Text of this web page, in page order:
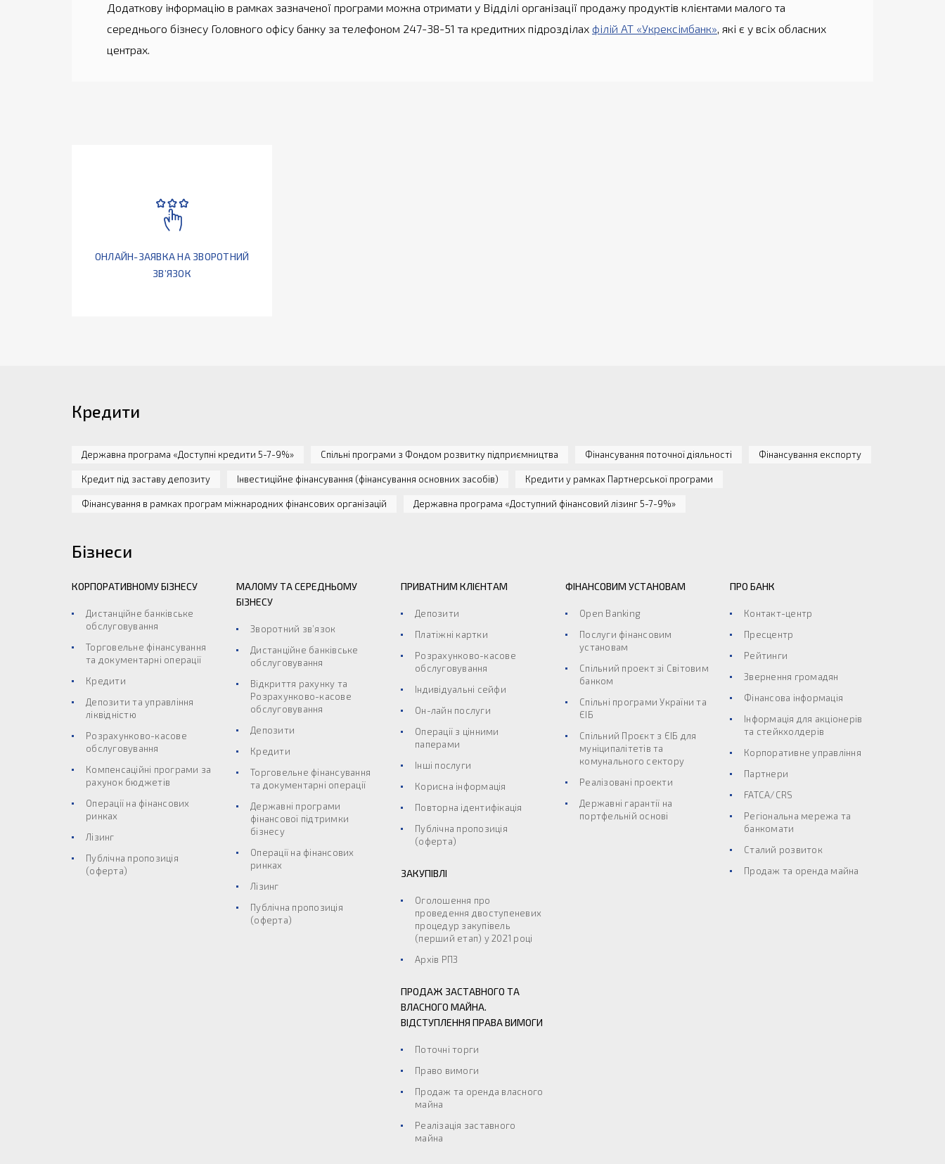
Додаткову інформацію в рамках зазначеної програми можна отримати у Відділі організації продажу продуктів клієнтами малого та
середнього бізнесу Головного офісу банку за телефоном 247-38-51 та кредитних підрозділах філій АТ «Укрексімбанк», які є у всіх обласних
центрах.
ОНЛАЙН-ЗАЯВКА НА ЗВОРОТНИЙ
ЗВ’ЯЗОК
Кредити
Державна програма «Доступні кредити 5-7-9%» Спільні програми з Фондом розвитку підприємництва Фінансування поточної діяльності Фінансування експорту
Кредит під заставу депозиту Інвестиційне фінансування (фінансування основних засобів) Кредити у рамках Партнерської програми
Фінансування в рамках програм міжнародних фінансових організацій Державна програма «Доступний фінансовий лізинг 5-7-9%»
Бізнеси
КОРПОРАТИВНОМУ БІЗНЕСУ
Дистанційне банківське
обслуговування
Торговельне фінансування
та документарні операції
Кредити
Депозити та управління
ліквідністю
Розрахунково-касове
обслуговування
Компенсаційні програми за
рахунок бюджетів
Операції на фінансових
ринках
Лізинг
Публічна пропозиція
(оферта)
МАЛОМУ ТА СЕРЕДНЬОМУ
БІЗНЕСУ
Зворотний зв’язок
Дистанційне банківське
обслуговування
Відкриття рахунку та
Розрахунково-касове
обслуговування
Депозити
Кредити
Торговельне фінансування
та документарні операції
Державні програми
фінансової підтримки
бізнесу
Операції на фінансових
ринках
Лізинг
Публічна пропозиція
(оферта)
ПРИВАТНИМ КЛІЄНТАМ
Депозити
Платіжні картки
Розрахунково-касове
обслуговування
Індивідуальні сейфи
Он-лайн послуги
Операції з цінними
паперами
Інші послуги
Корисна інформація
Повторна ідентифікація
Публічна пропозиція
(оферта)
ЗАКУПІВЛІ
Оголошення про
проведення двоступеневих
процедур закупівель
(перший етап) у 2021 році
Архів РПЗ
ПРОДАЖ ЗАСТАВНОГО ТА
ВЛАСНОГО МАЙНА.
ВІДСТУПЛЕННЯ ПРАВА ВИМОГИ
Поточні торги
Право вимоги
Продаж та оренда власного
майна
Реалізація заставного
майна
ФІНАНСОВИМ УСТАНОВАМ
Open Banking
Послуги фінансовим
установам
Спільний проект зі Світовим
банком
Спільні програми України та
ЄІБ
Спільний Проєкт з ЄІБ для
муніципалітетів та
комунального сектору
Реалізовані проекти
Державні гарантії на
портфельній основі
ПРО БАНК
Контакт-центр
Пресцентр
Рейтинги
Звернення громадян
Фінансова інформація
Інформація для акціонерів
та стейкхолдерів
Корпоративне управління
Партнери
FATCA/CRS
Регіональна мережа та
банкомати
Сталий розвиток
Продаж та оренда майна